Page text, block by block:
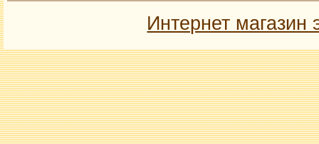
Интернет